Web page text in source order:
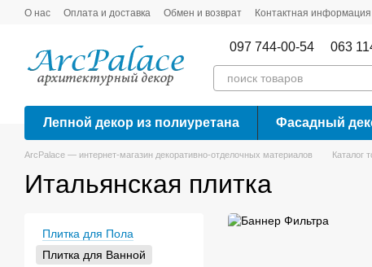
Перейти к основному контенту
О нас Оплата и доставка Обмен и возврат Контактная информация
097 744-00-54 063
Лепной декор из полиуретана Фасадный
ArcPalace — интернет-магазин декоративно-отделочных материалов Каталог
Итальянская плитка
Плитка для Пола
Плитка для Ванной